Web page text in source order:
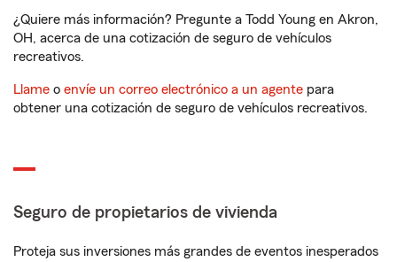
¿Quiere más información? Pregunte a Todd Young en Akron,
OH, acerca de una cotización de seguro de vehículos
recreativos.
Llame o envíe un correo electrónico a un agente para
obtener una cotización de seguro de vehículos recreativos.
Seguro de propietarios de vivienda
Proteja sus inversiones más grandes de eventos inesperados